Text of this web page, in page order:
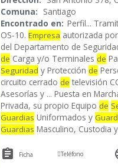
Comuna: Santiago
Encontrado en: Perfil...
OS-10. Empresa autorizada
del Departamento de
de Carga y/o Terminales de
Seguridad y Protección de
circuito cerrado de televisión
Asesorías y ... Puesta en
Privada, su propio Equipo de
Guardias Uniformados y
Guardias Masculino, Custodia y
 Ficha Teléfono